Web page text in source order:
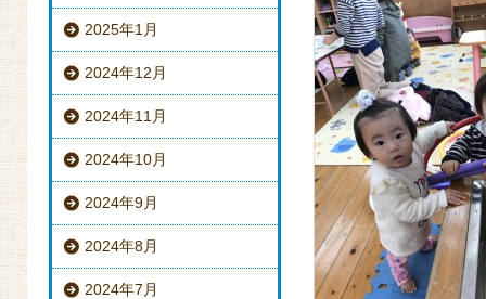
2025年1月
2024年12月
2024年11月
2024年10月
2024年9月
2024年8月
2024年7月